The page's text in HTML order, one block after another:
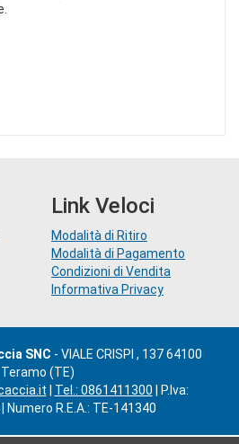
Link Veloci
Modalità di Ritiro
Modalità di Pagamento
Condizioni di Vendita
Informativa Privacy
SNC - VIALE CRISPI , 137 64100
Teramo (TE)
Tel.: 0861411300 | P.Iva:
Numero R.E.A.: TE-141340